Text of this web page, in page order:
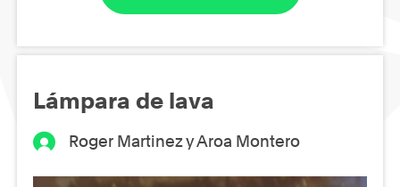
Lámpara de lava
Roger Martinez y Aroa Montero